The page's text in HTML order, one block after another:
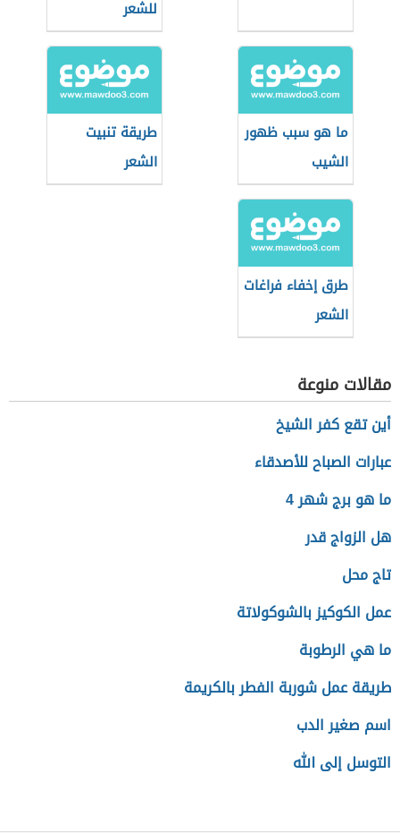
للشعر
ما هو سبب ظهور
الشيب
طريقة تنبيت
الشعر
طرق إخفاء فراغات
الشعر
مقالات منوعة
أين تقع كفر الشيخ
عبارات الصباح للأصدقاء
ما هو برج شهر 4
هل الزواج قدر
تاج محل
عمل الكوكيز بالشوكولاتة
ما هي الرطوبة
طريقة عمل شوربة الفطر بالكريمة
اسم صغير الدب
التوسل إلى الله